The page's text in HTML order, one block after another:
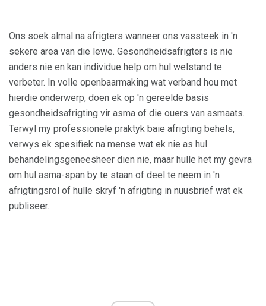
Ons soek almal na afrigters wanneer ons vassteek in 'n
sekere area van die lewe. Gesondheidsafrigters is nie
anders nie en kan individue help om hul welstand te
verbeter. In volle openbaarmaking wat verband hou met
hierdie onderwerp, doen ek op 'n gereelde basis
gesondheidsafrigting vir asma of die ouers van asmaats.
Terwyl my professionele praktyk baie afrigting behels,
verwys ek spesifiek na mense wat ek nie as hul
behandelingsgeneesheer dien nie, maar hulle het my gevra
om hul asma-span by te staan ​​of deel te neem in 'n
afrigtingsrol of hulle skryf 'n afrigting in nuusbrief wat ek
publiseer.